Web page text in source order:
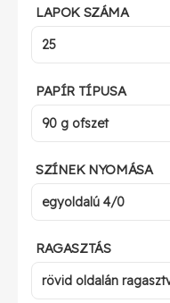
LAPOK SZÁMA
PAPÍR TÍPUSA
SZÍNEK NYOMÁSA
RAGASZTÁS